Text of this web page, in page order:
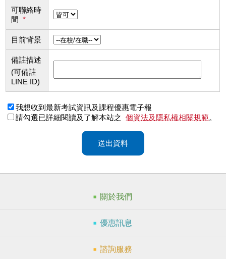
可聯絡時
間 *
目前背景
備註描述
(可備註
LINE ID)
我想收到最新考試資訊及課程優惠電子報
請勾選已詳細閱讀及了解本站之
個資法及隱私權相關規範。
送出資料
關於我們
優惠訊息
諮詢服務